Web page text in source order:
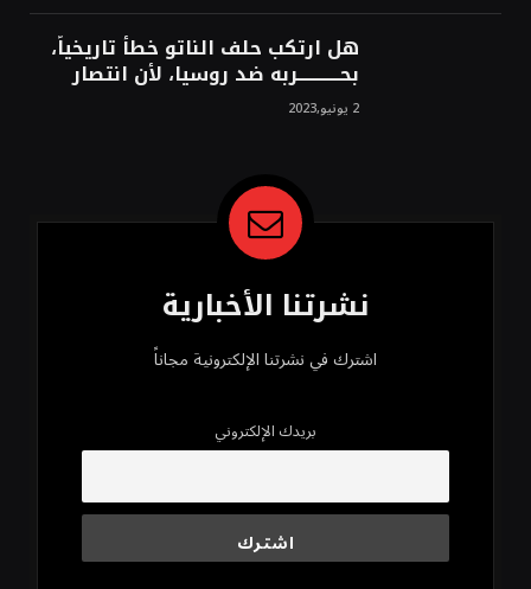
هل ارتكب حلف الناتو خطأً تاريخياً،
بحــــــــــــربه ضد روسيا، لأن انتصار
روسيا الحتمي، سيفتت الناتو!محمد
محسن 2 يونيو,2023
نشرتنا الأخبارية
اشترك في نشرتنا الإلكترونية مجاناً
بريدك الإلكتروني